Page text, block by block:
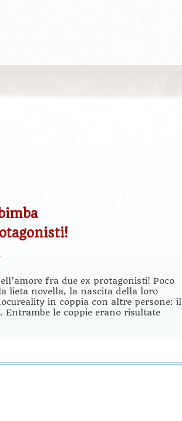
fra due ex protagonisti! Poco
lieta novella, la nascita della loro
in coppia con altre persone: il
Entrambe le coppie erano risultate